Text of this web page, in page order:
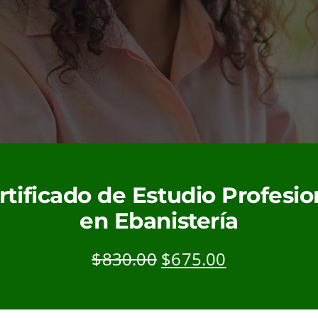
de Estudio
en Ebanistería
$830.00 Original
price
$830.00.
$675.00
price
$675.00.